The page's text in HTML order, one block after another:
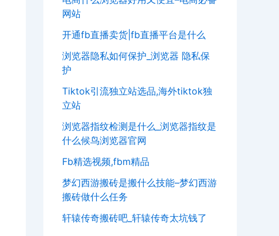
网站
开通fb直播卖货|fb直播平台是什么
浏览器隐私如何保护_浏览器 隐私保
护
Tiktok引流独立站选品,海外tiktok独
立站
浏览器指纹检测是什么_浏览器指纹是
什么候鸟浏览器官网
Fb精选视频,fbm精品
梦幻西游搬砖是搬什么技能–梦幻西游
搬砖做什么任务
轩辕传奇搬砖吧_轩辕传奇太坑钱了